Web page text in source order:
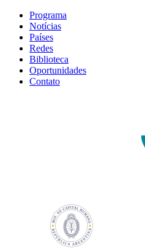
Programa
Notícias
Países
Redes
Biblioteca
Oportunidades
Contato